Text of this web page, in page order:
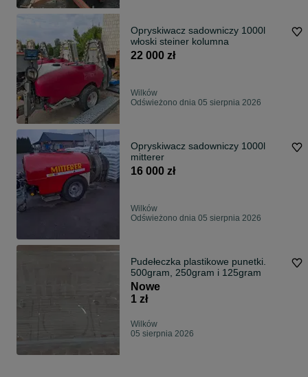
Opryskiwacz sadowniczy 1000l
włoski steiner kolumna
22 000 zł
Wilków
Odświeżono dnia 05 sierpnia 2026
Opryskiwacz sadowniczy 1000l
mitterer
16 000 zł
Wilków
Odświeżono dnia 05 sierpnia 2026
Pudełeczka plastikowe punetki.
500gram, 250gram i 125gram
Nowe
1 zł
Wilków
05 sierpnia 2026